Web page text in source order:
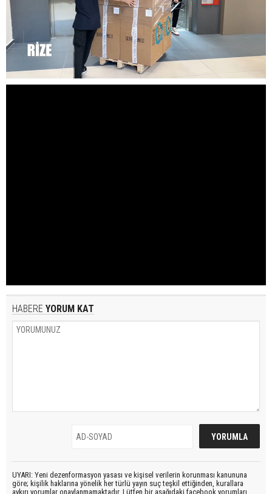
HABERE YORUM KAT
UYARI: Yeni dezenformasyon yasası ve kişisel verilerin korunması kanununa
göre; kişilik haklarına yönelik her türlü yayın suç teşkil ettiğinden, kurallara
aykırı yorumlar onaylanmamaktadır. Lütfen bir aşağıdaki facebook yorumları